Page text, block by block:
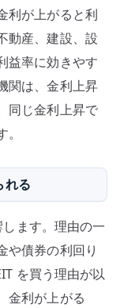
利が上がると利
動産、建設、設
益率に効きやす
関は、金利上昇
同じ金利上昇で
れる
ます。理由の一
や債券の利回り
を買う理由が以
金利が上がる